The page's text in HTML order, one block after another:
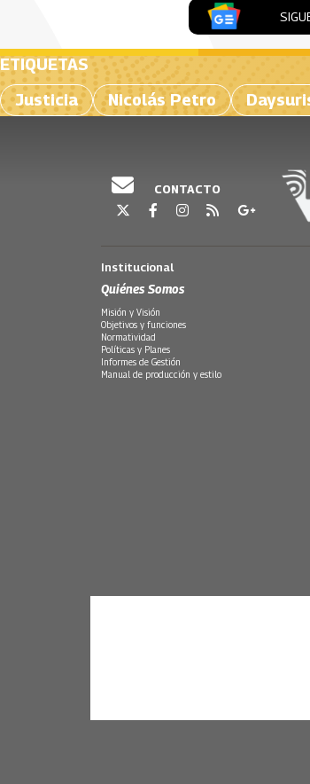
ETIQUETAS
Justicia
Nicolás Petro
CONTACTO
Institucional
Quiénes Somos
Misión y Visión
Objetivos y funciones
Normatividad
Políticas y Planes
Informes de Gestión
Manual de producción y estilo